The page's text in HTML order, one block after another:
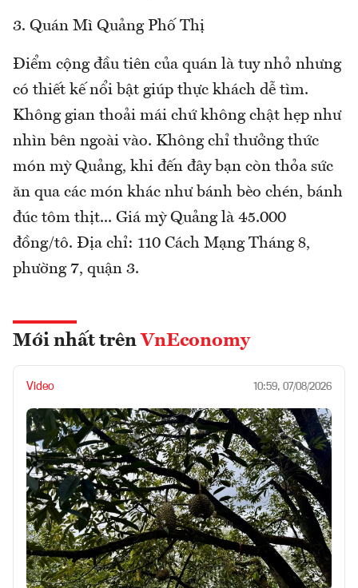
3. Quán Mì Quảng Phố Thị
Điểm cộng đầu tiên của quán là tuy nhỏ nhưng
có thiết kế nổi bật giúp thực khách dễ tìm.
Không gian thoải mái chứ không chật hẹp như
nhìn bên ngoài vào. Không chỉ thưởng thức
món mỳ Quảng, khi đến đây bạn còn thỏa sức
ăn qua các món khác như bánh bèo chén, bánh
đúc tôm thịt... Giá mỳ Quảng là 45.000
đồng/tô. Địa chỉ: 110 Cách Mạng Tháng 8,
phường 7, quận 3.
Mới nhất trên VnEconomy
Video 10:59, 07/08/2026